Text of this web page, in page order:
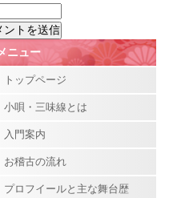
ニュー
トップページ
小唄・三味線とは
入門案内
お稽古の流れ
プロフイールと主な舞台歴